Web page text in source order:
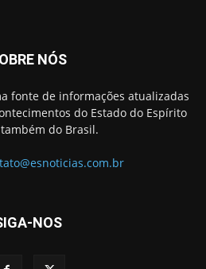
NÓS
fonte de informações atualizadas
do Estado do Espírito
do Brasil.
NOS